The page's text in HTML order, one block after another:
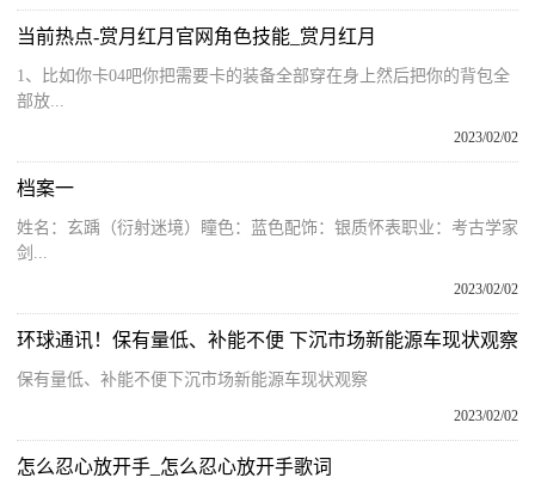
当前热点-赏月红月官网角色技能_赏月红月
1、比如你卡04吧你把需要卡的装备全部穿在身上然后把你的背包全
部放...
2023/02/02
档案一
姓名：玄踽（衍射迷境）瞳色：蓝色配饰：银质怀表职业：考古学家
剑...
2023/02/02
环球通讯！保有量低、补能不便 下沉市场新能源车现状观察
保有量低、补能不便下沉市场新能源车现状观察
2023/02/02
怎么忍心放开手_怎么忍心放开手歌词